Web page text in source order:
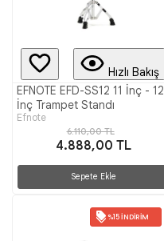
Hızlı Bakış
EFNOTE EFD-SS12 11 İnç - 12
İnç Trampet Standı
Efnote
6.110,00 TL
4.888,00 TL
Sepete Ekle
%15 İNDIRIM